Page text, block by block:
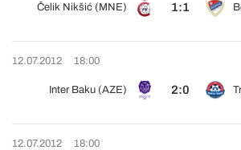
Čelik Nikšić (MNE) 1:1
12.07.2012 18:00
Inter Baku (AZE) 2:0
12.07.2012 18:00